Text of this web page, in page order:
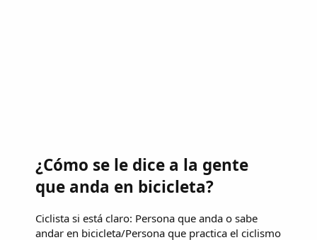
¿Cómo se le dice a la gente
que anda en bicicleta?
Ciclista si está claro: Persona que anda o sabe
andar en bicicleta/Persona que practica el ciclismo